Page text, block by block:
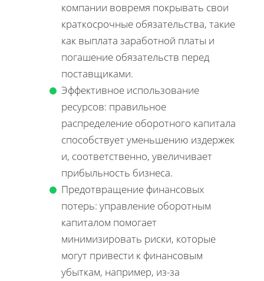
компании вовремя покрывать свои
краткосрочные обязательства, такие
как выплата заработной платы и
погашение обязательств перед
поставщиками.
Эффективное использование
ресурсов: правильное
распределение оборотного капитала
способствует уменьшению издержек
и, соответственно, увеличивает
прибыльность бизнеса.
Предотвращение финансовых
потерь: управление оборотным
капиталом помогает
минимизировать риски, которые
могут привести к финансовым
убыткам, например, из-за